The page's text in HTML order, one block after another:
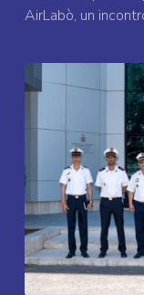
AirLabò, un